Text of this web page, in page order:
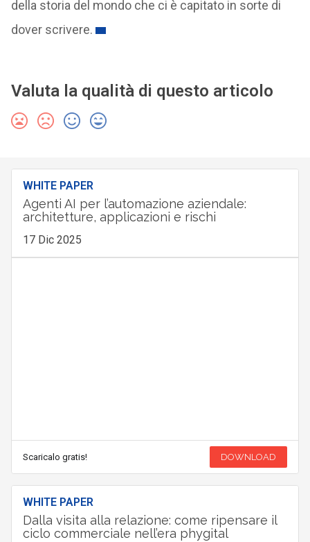
della storia del mondo che ci è capitato in sorte di
dover scrivere.
Valuta la qualità di questo articolo
WHITE PAPER
Agenti AI per l’automazione aziendale:
architetture, applicazioni e rischi
17 Dic 2025
Scaricalo gratis! DOWNLOAD
WHITE PAPER
Dalla visita alla relazione: come ripensare il
ciclo commerciale nell’era phygital